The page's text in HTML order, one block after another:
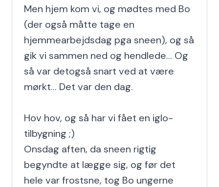
Men hjem kom vi, og mødtes med Bo
(der også måtte tage en
hjemmearbejdsdag pga sneen), og så
gik vi sammen ned og hendlede... Og
så var detogså snart ved at være
mørkt... Det var den dag.
Hov hov, og så har vi fået en iglo-
tilbygning ;)
Onsdag aften, da sneen rigtig
begyndte at lægge sig, og før det
hele var frostsne, tog Bo ungerne